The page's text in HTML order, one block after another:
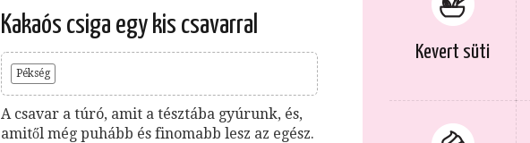
Kakaós csiga egy kis csavarral
Pékség
A csavar a túró, amit a tésztába gyúrunk, és,
amitől még puhább és finomabb lesz az egész.
Kevert süti